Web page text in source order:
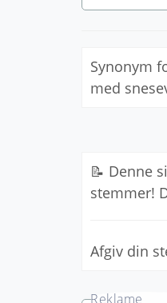
Synonym
med
📝 Denne
stemmer!
Afgiv din